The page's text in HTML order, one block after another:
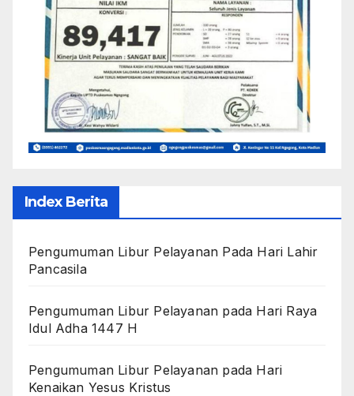
Index Berita
Pengumuman Libur Pelayanan Pada Hari Lahir
Pancasila
Pengumuman Libur Pelayanan pada Hari Raya
Idul Adha 1447 H
Pengumuman Libur Pelayanan pada Hari
Kenaikan Yesus Kristus